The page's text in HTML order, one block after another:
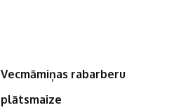
Vecmāmiņas rabarberu
plātsmaize